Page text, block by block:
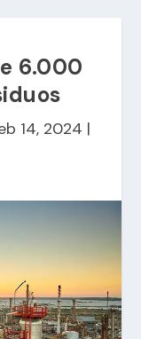
6.000
14, 2024 |